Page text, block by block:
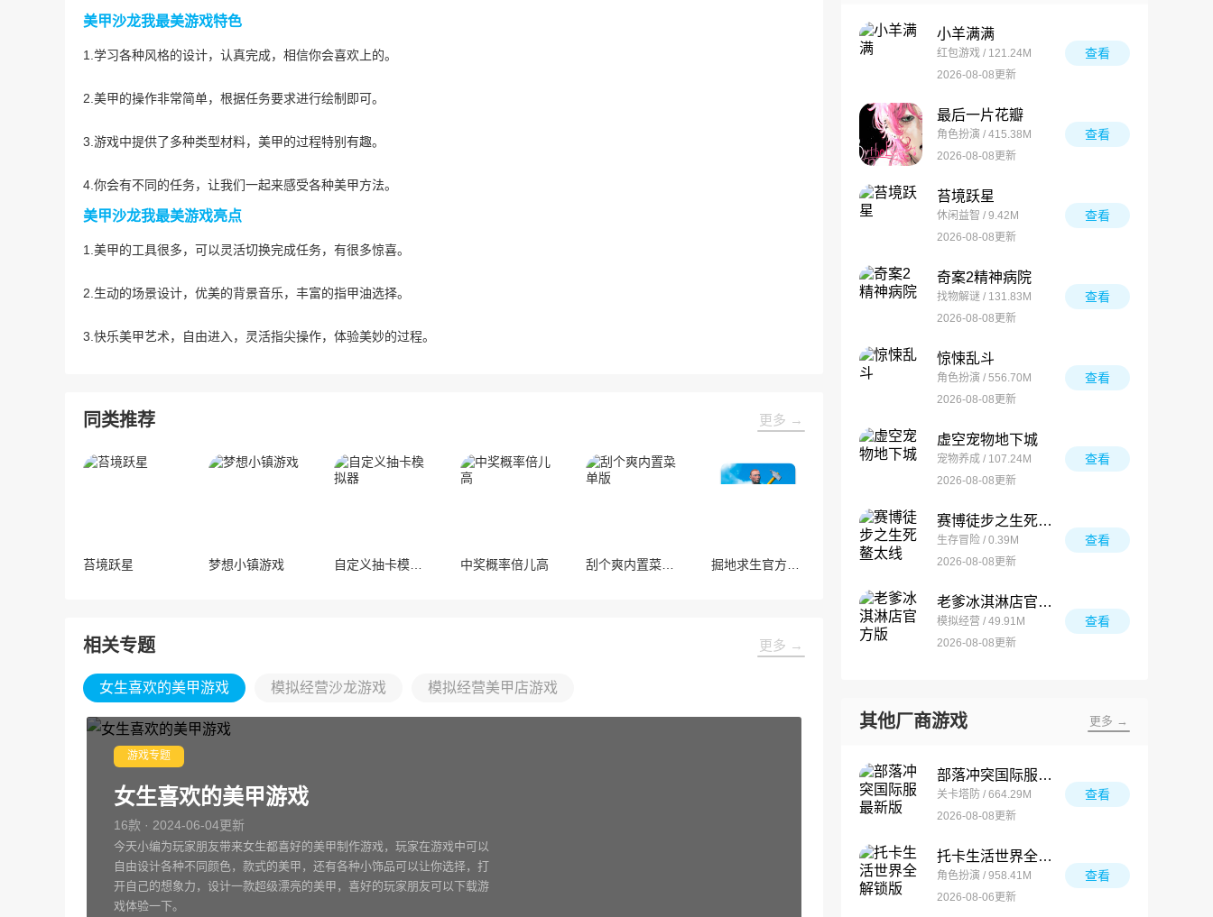
美甲沙龙我最美游戏特色
1.学习各种风格的设计，认真完成，相信你会喜欢上的。
2.美甲的操作非常简单，根据任务要求进行绘制即可。
3.游戏中提供了多种类型材料，美甲的过程特别有趣。
4.你会有不同的任务，让我们一起来感受各种美甲方法。
美甲沙龙我最美游戏亮点
1.美甲的工具很多，可以灵活切换完成任务，有很多惊喜。
2.生动的场景设计，优美的背景音乐，丰富的指甲油选择。
3.快乐美甲艺术，自由进入，灵活指尖操作，体验美妙的过程。
同类推荐 更多 →
苔境跃星 梦想小镇游戏 中奖概率倍儿高 刮个爽内置菜单版
相关专题 更多 →
女生喜欢的美甲游戏 模拟经营沙龙游戏 模拟经营美甲店游戏
游戏专题
女生喜欢的美甲游戏
16款 · 2024-06-04更新
今天小编为玩家朋友带来女生都喜好的美甲制作游戏，玩家在游戏中可以
自由设计各种不同颜色，款式的美甲，还有各种小饰品可以让你选择，打
开自己的想象力，设计一款超级漂亮的美甲，喜好的玩家朋友可以下载游
戏体验一下。
小羊满满
红包游戏 / 121.24M
2026-08-08更新
查看
最后一片花瓣
角色扮演 / 415.38M
2026-08-08更新
查看
苔境跃星
休闲益智 / 9.42M
2026-08-08更新
查看
奇案2精神病院
找物解谜 / 131.83M
2026-08-08更新
查看
惊悚乱斗
角色扮演 / 556.70M
2026-08-08更新
查看
虚空宠物地下城
宠物养成 / 107.24M
2026-08-08更新
查看
赛博徒步之生死鳌太线
生存冒险 / 0.39M
2026-08-08更新
查看
老爹冰淇淋店官方版
模拟经营 / 49.91M
2026-08-08更新
查看
其他厂商游戏 更多 →
部落冲突国际服最新版
关卡塔防 / 664.29M
2026-08-08更新
查看
托卡生活世界全解锁版
角色扮演 / 958.41M
2026-08-06更新
查看